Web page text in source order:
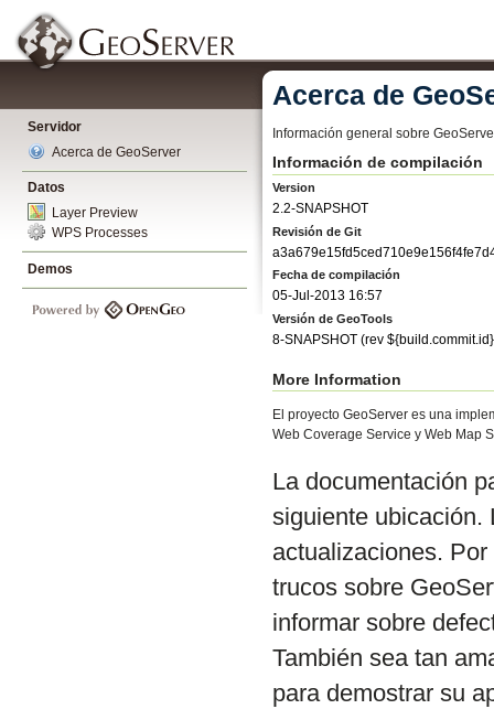
Servidor
Acerca de GeoServer
Datos
Layer Preview
WPS Processes
Demos
Acerca de
Información general sobre
Información de compilación
Version
2.2-SNAPSHOT
Revisión de Git
Fecha de compilación
05-Jul-2013 16:57
Versión de GeoTools
8-SNAPSHOT (rev ${build.commit.id}
More Information
El proyecto GeoServer es una
Web Coverage Service y Web Map
La documentación
siguiente ubicación.
actualizaciones.
trucos sobre
informar sobre
También sea tan
para demostrar su